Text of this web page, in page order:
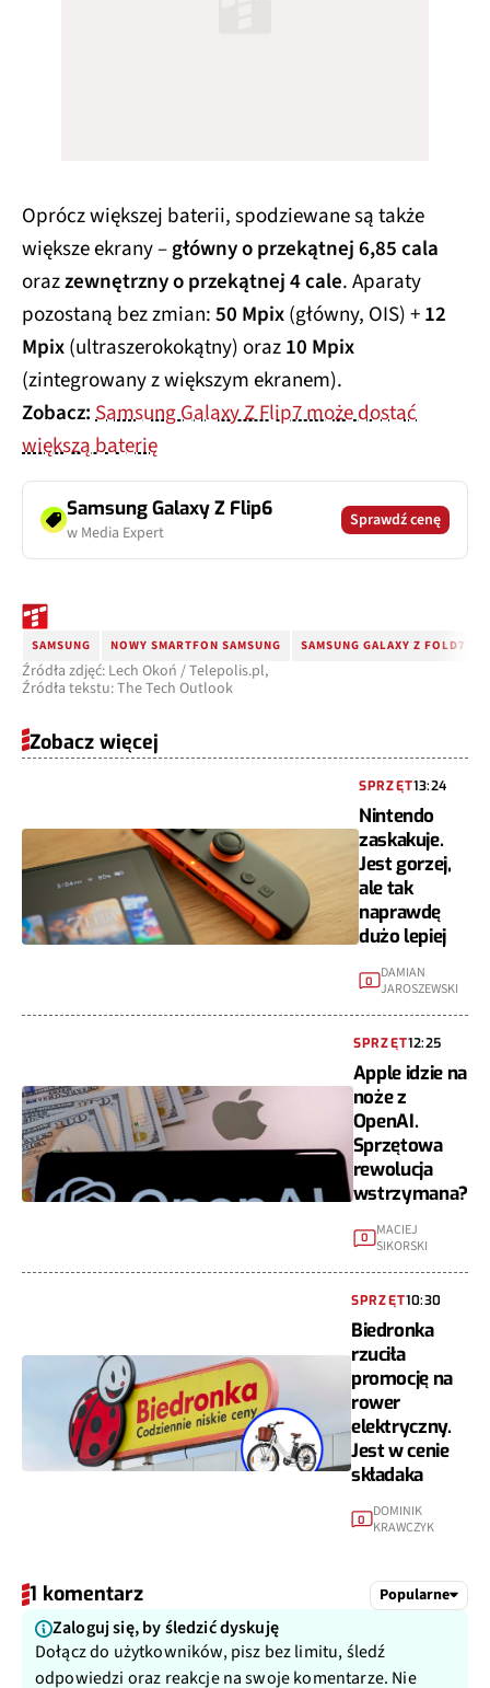
Oprócz większej baterii, spodziewane są także
większe ekrany –główny o przekątnej 6,85 cala
orazzewnętrzny o przekątnej 4 cale. Aparaty
pozostaną bez zmian:50 Mpix(główny, OIS) +12
Mpix(ultraszerokokątny) oraz10 Mpix
(zintegrowany z większym ekranem).
Zobacz:Samsung Galaxy Z Flip7 może dostać
większą baterię
Samsung Galaxy Z Flip6
w Media Expert
Sprawdź cenę
SAMSUNG NOWY SMARTFON SAMSUNG SAMSUNG GALAXY Z FOLD7
Źródła zdjęć: Lech Okoń / Telepolis.pl,
Źródła tekstu: The Tech Outlook
Zobacz więcej
SPRZĘT13:24
Nintendo
zaskakuje.
Jest gorzej,
ale tak
naprawdę
dużo lepiej
0
DAMIAN
JAROSZEWSKI
SPRZĘT12:25
Apple idzie na
noże z
OpenAI.
Sprzętowa
rewolucja
wstrzymana?
0
MACIEJ
SIKORSKI
SPRZĘT10:30
Biedronka
rzuciła
promocję na
rower
elektryczny.
Jest w cenie
składaka
0
DOMINIK
KRAWCZYK
1 komentarz Popularne
Zaloguj się, by śledzić dyskuję
Dołącz do użytkowników, pisz bez limitu, śledź
odpowiedzi oraz reakcje na swoje komentarze. Nie